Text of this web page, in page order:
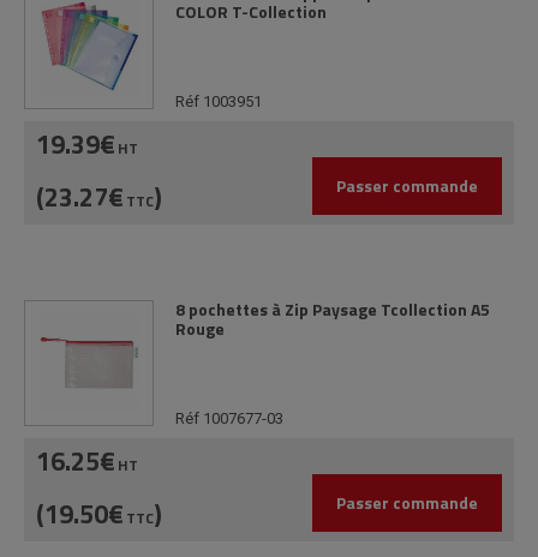
COLOR T-Collection
Réf 1003951
19.39€ HT
(23.27€ TTC) Passer commande
8 pochettes à Zip Paysage Tcollection A5
Rouge
Réf 1007677-03
16.25€ HT
(19.50€ TTC) Passer commande